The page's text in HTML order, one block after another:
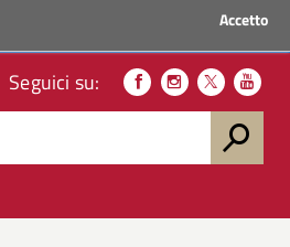
Accetto
Seguici su: